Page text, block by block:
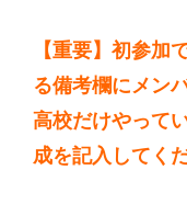
【重要】初参加
る備考欄にメン
高校だけやって
成を記入してく